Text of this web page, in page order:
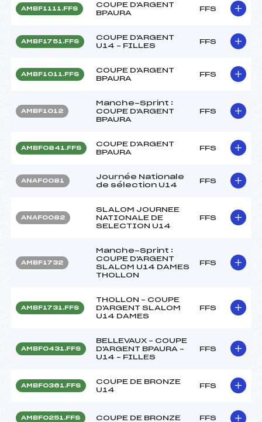
AMBF1111.FFS
COUPE D'ARGENT
BPAURA
FFS
AMBF1751.FFS
COUPE D'ARGENT
U14 – FILLES
FFS
AMBF1011.FFS
COUPE D'ARGENT
BPAURA
FFS
AMBF1012
Manche-Sprint :
COUPE D'ARGENT
BPAURA
FFS
AMBF0841.FFS
COUPE D'ARGENT
BPAURA
FFS
ANAF0081
Journée Nationale
de sélection U14
FFS
ANAF0082
SLALOM JOURNEE
NATIONALE DE
SELECTION U14
FFS
AMBF1732
Manche-Sprint :
COUPE D'ARGENT
SLALOM U14 DAMES
THOLLON
FFS
AMBF1731.FFS
THOLLON – COUPE
D'ARGENT SLALOM
U14 DAMES
FFS
AMBF0431.FFS
BELLEVAUX – COUPE
D'ARGENT BPAURA –
U14 – FILLES
FFS
AMBF0361.FFS
COUPE DE BRONZE
U14
FFS
AMBF0251.FFS COUPE DE BRONZE FFS